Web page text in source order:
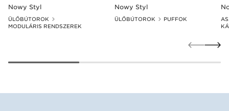
Nowy Styl
ÜLŐBÚTOROK
MODULÁRIS RENDSZEREK
Nowy Styl
ÜLŐBÚTOROK PUFFOK